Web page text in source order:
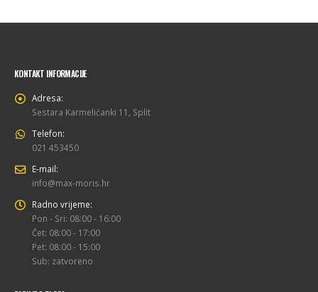
KONTAKT INFORMACIJE
Adresa:
Sestara Karmelićanki 11, Split
Telefon:
021 453450
E-mail:
info@max-moris.hr
Radno vrijeme:
Pon - Sri: 08:00 - 16:00
Čet: 08:00 - 17:00
Pet: 08:00 - 15:00
Sub: zatvoreno